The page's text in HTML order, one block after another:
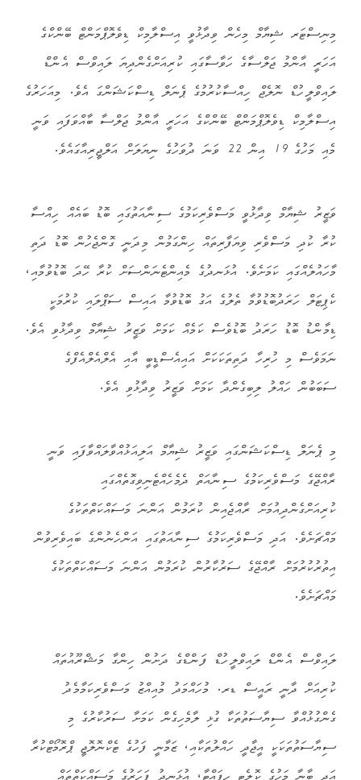
މިނިސްޓަރ ޝިޔާމް މިހެން ވިދާޅުވީ އިސްލާމިކް ޑިވެލޮޕްމަންޓް ބޭންކްގެ
އަހަރީ އާންމު ޖަލްސާގެ ހަވާސާގައި ކުރިއަށްގެންދިޔަ ލައިވްސް އެންޑް
ލައިވްލީހުޑް ނޮލެޖް ހިއްސާކުރުމުގެ ޕެނަލް ޑިސްކަޝަންގަ އެވެ. މިއަހަރުގެ
އިސްލާމިކް ޑިވެލޮޕްމަންޓް ބޭންކްގެ އަހަރީ އާންމު ޖަލްސާ ބާއްވަފައި ވަނީ
މެއި މަހުގެ 19 އިން 22 ވަނަ ދުވަހުގެ ނިޔަލަށް އަލްޖީރިއާގައެވެ.
ވަޒީރު ޝިޔާމް ވިދާޅުވީ މަސްވެރިކަމުގެ ސިނާއަތުގައި ބޮޑު ބައެއް ހިއްސާ
ކުރާ ކުދި މަސްވެރި ވިޔަފާރިތައް ހިންގަމުން މިދަނީ ގޮންޖެހުން ބޮޑު ދަތި
މާހައުލެއްގައި ކަމަށެވެ. އުޅަނދުގެ މެއިންޓެނަންސަށް ކުރާ ހޭދަ ބޮޑުވުމާއި،
ކެޕިޓަލް ހަރަދުބޮޑުވުމާ ތެލުގެ އަގު ބޮޑުވުމާ އައިސް ސަޕްލައި ކުރުމަކީ
ޑިމާންޑު ބޮޑު ހަރަދު ބޮޑުވެސް ކަމެއް ކަމަށް ވަޒީރު ޝިޔާމް ވިދާޅުވި އެވެ.
ނަމަވެސް މި ހުރިހާ ދަތިތަކަކަށް އައިއެސްޑީބީ އާއި އެލްއެލްއެފްގެ
ސަބަބުން ހައްލު ލިބިގެންދާ ކަމަށް ވަޒީރު ވިދާޅުވި އެވެ.
މި ޕެނަލް ޑިސްކަޝަންގައި ވަޒީރު ޝިޔާމް އަލިއަޅުއްވާލައްވާފައި ވަނީ
ރާއްޖޭގެ މަސްވެރިކަމުގެ ސިނާއަތް ދެމެހެއްޓެނިވިގޮތެއްގައި
ކުރިއަށްގެންދިއުމަށް ރާއްޖެއިން ކުރަމުން އަންނަ މަސައްކަތްތަކުގެ
މައްޗަށެވެ. އަދި މަސްވެރިކަމުގެ ސިނާއަތުގައި އަންހެނުންގެ ބައިވެރިވުން
އިތުރުކުރުމަށް ރާއްޖޭގެ ސަރުކާރުން ކުރަމުން އަންނަ މަސައްކަތްތަކުގެ
މައްޗަށެވެ.
ލައިވްސް އެންޑް ލައިވްލީހުޑް ފަންޑްގެ ދަށުން ހިންގާ މަޝްރޫއުތައް
ކުރިއަށް ދާނީ ރައީސް ޑރ. މުހައްމަދު މުއިއްޒު މަސްވެރިކަމާމެދު
ގެންގުޅުއްވާ ސިޔާސަތުތަކާ ގުޅި ލާމެހިގެން ކަމަށާ ސަރުކާރުގެ މި
ސިޔާސަތުތަކަކީ އީޖާދީ ހައްލުތަކާއި، ޒަމާނީ ފަހުގެ ޓެކްނޮލޮޖީ ޕްރޮމޯޓްކުރާ